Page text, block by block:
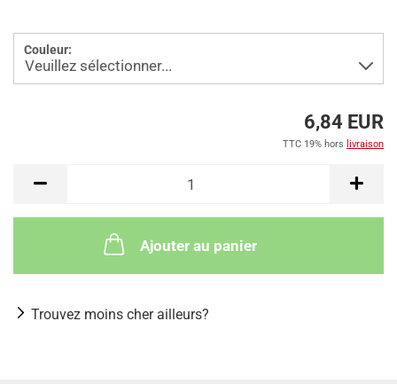
Couleur:
6,84 EUR
TTC 19% hors livraison
Ajouter au panier
Trouvez moins cher ailleurs?